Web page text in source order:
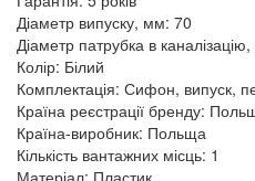
Діаметр випуску, мм: 70
Діаметр патрубка в
Колір: Білий
Комплектація: Сифон, випуск,
Країна реєстрації бренду:
Країна-виробник: Польща
Кількість вантажних місць: 1
Матеріал: Пластик